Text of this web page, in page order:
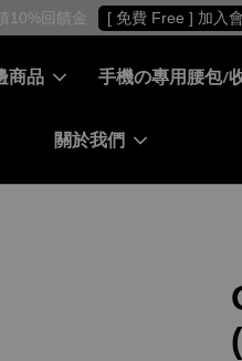
累積10%回饋金 [ 免費 Free ]
商品 手機の專用腰包/
關於我們